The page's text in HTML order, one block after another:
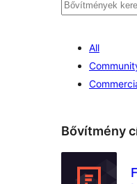
Keresés
All
Bővítmény